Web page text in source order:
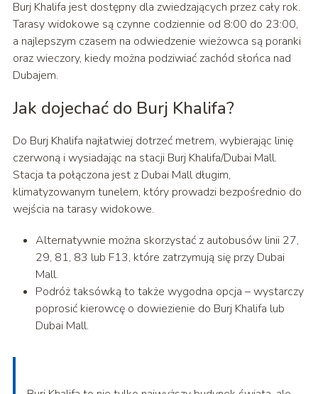
Burj Khalifa jest dostępny dla zwiedzających przez cały rok.
Tarasy widokowe są czynne codziennie od 8:00 do 23:00,
a najlepszym czasem na odwiedzenie wieżowca są poranki
oraz wieczory, kiedy można podziwiać zachód słońca nad
Dubajem.
Jak dojechać do Burj Khalifa?
Do Burj Khalifa najłatwiej dotrzeć metrem, wybierając linię
czerwoną i wysiadając na stacji Burj Khalifa/Dubai Mall.
Stacja ta połączona jest z Dubai Mall długim,
klimatyzowanym tunelem, który prowadzi bezpośrednio do
wejścia na tarasy widokowe.
Alternatywnie można skorzystać z autobusów linii 27,
29, 81, 83 lub F13, które zatrzymują się przy Dubai
Mall.
Podróż taksówką to także wygodna opcja – wystarczy
poprosić kierowcę o dowiezienie do Burj Khalifa lub
Dubai Mall.